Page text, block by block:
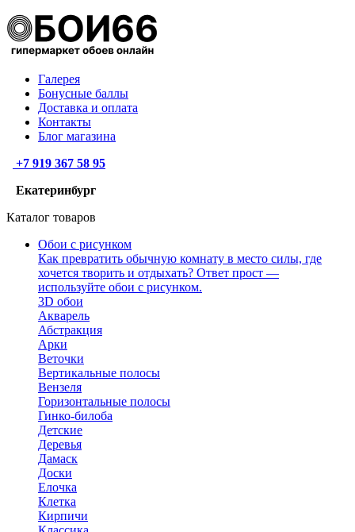
Галерея
Бонусные баллы
Доставка и оплата
Контакты
Блог магазина
+7 919 367 58 95
Екатеринбург
Каталог товаров
Обои с рисунком
Как превратить обычную комнату в место силы, где
хочется творить и отдыхать? Ответ прост —
используйте обои с рисунком.
3D обои
Акварель
Абстракция
Арки
Веточки
Вертикальные полосы
Вензеля
Горизонтальные полосы
Гинко-билоба
Детские
Деревья
Дамаск
Доски
Елочка
Клетка
Кирпичи